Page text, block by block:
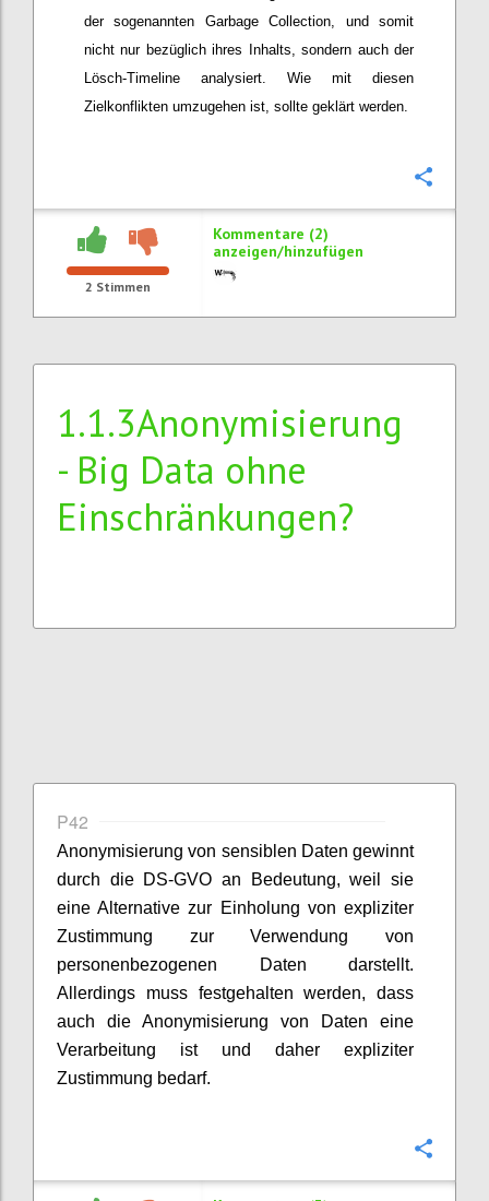
der sogenannten Garbage Collection, und somit
nicht nur bezüglich ihres Inhalts, sondern auch der
Lösch-Timeline analysiert. Wie mit diesen
Zielkonflikten umzugehen ist, sollte geklärt werden.
2 Stimmen
Kommentare (2)
anzeigen/hinzufügen
1.1.3Anonymisierung
- Big Data ohne
Einschränkungen?
P42
Anonymisierung von sensiblen Daten gewinnt
durch die DS-GVO an Bedeutung, weil sie
eine Alternative zur Einholung von expliziter
Zustimmung zur Verwendung von
personenbezogenen Daten darstellt.
Allerdings muss festgehalten werden, dass
auch die Anonymisierung von Daten eine
Verarbeitung ist und daher expliziter
Zustimmung bedarf.